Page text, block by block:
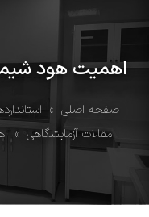
اهمیت هود
صفحه اصلی »
مقالات آزمایشگاهی »